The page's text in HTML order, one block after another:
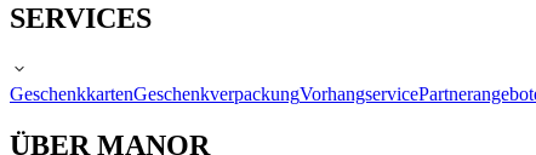
SERVICES
GeschenkkartenGeschenkverpackungVorhangservice
ÜBER MANOR